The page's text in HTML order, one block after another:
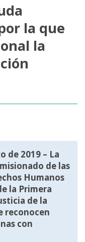
la que
la
de 2019 – La
de las
Humanos
la Primera
de la
reconocen
con